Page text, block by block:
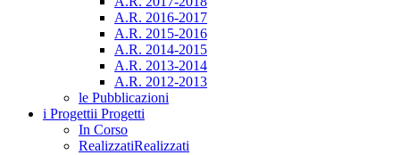
A.R. 2016-2017
A.R. 2015-2016
A.R. 2014-2015
A.R. 2013-2014
A.R. 2012-2013
le Pubblicazioni
i Progettii Progetti
In Corso
RealizzatiRealizzati